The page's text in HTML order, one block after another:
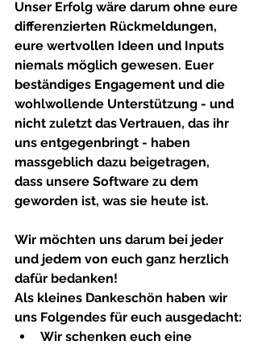
Unser Erfolg wäre darum ohne eure
differenzierten Rückmeldungen,
eure wertvollen Ideen und Inputs
niemals möglich gewesen. Euer
beständiges Engagement und die
wohlwollende Unterstützung - und
nicht zuletzt das Vertrauen, das ihr
uns entgegenbringt - haben
massgeblich dazu beigetragen,
dass unsere Software zu dem
geworden ist, was sie heute ist.
Wir möchten uns darum bei jeder
und jedem von euch ganz herzlich
dafür bedanken!
Als kleines Dankeschön haben wir
uns Folgendes für euch ausgedacht:
Wir schenken euch eine